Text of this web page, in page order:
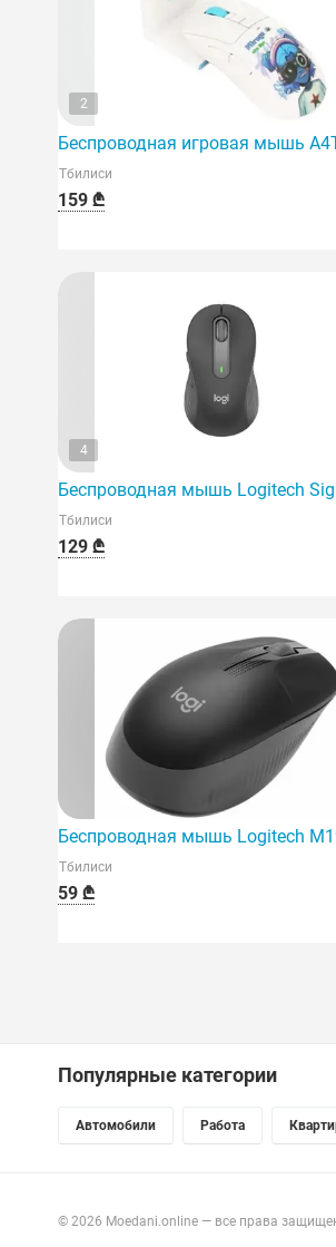
2
Беспроводная игровая мышь
Тбилиси
159 ₾
4
Беспроводная мышь Logitech
Тбилиси
129 ₾
Беспроводная мышь Logitech
Тбилиси
59 ₾
Популярные категории
Автомобили Работа
© 2026 Moedani.online — все права